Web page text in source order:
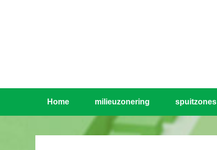
Home milieuzonering spuitzones